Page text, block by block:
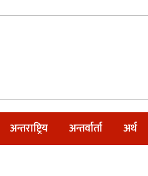
अन्तराष्ट्रिय अन्तर्वार्ता अर्थ